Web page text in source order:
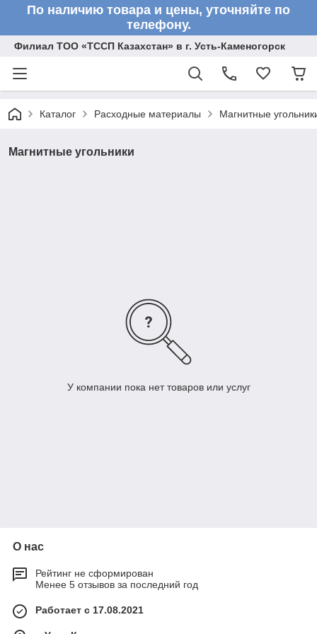
По наличию товара и цены, уточняйте по
телефону.
Филиал ТОО «ТССП Казахстан» в г. Усть-Каменогорск
Каталог Расходные материалы Магнитные
Магнитные угольники
У компании пока нет товаров или услуг
О нас
Рейтинг не сформирован
Менее 5 отзывов за последний год
Работает с 17.08.2021